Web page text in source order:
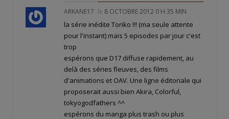
ARKANE17 le 8 OCTOBRE 2012 0 H 35 MIN
la série inédite Toriko !!! (ma seule attente
pour l'instant) mais 5 episodes par jour c'est
trop
espérons que D17 diffuse rapidement, au
delà des séries fleuves, des films
d'animations et OAV. Une ligne éditoriale qui
proposerait aussi bien Akira, Colorful,
tokyogodfathers ^^
espérons du manga plus trash ou plus